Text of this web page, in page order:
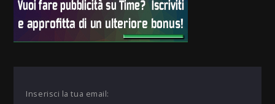
Inserisci la tua email: